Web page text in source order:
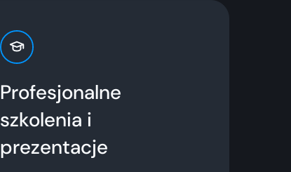
Profesjonalne
szkolenia i
prezentacje